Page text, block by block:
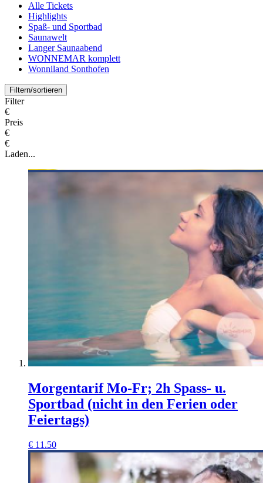
Alle Tickets
Highlights
Spaß- und Sportbad
Saunawelt
Langer Saunaabend
WONNEMAR komplett
Wonniland Sonthofen
Filtern/sortieren
Filter
€
Preis
€
€
Laden...
Morgentarif Mo-Fr; 2h Spass- u.
Sportbad (nicht in den Ferien oder
Feiertags)
€ 11.50